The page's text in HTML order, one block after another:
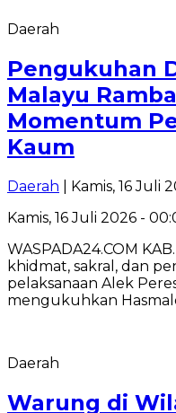
Daerah
Pengukuhan
Malayu
Momentum
Kaum
Daerah | Kamis, 16 Juli
Kamis, 16 Juli 2026 -
WASPADA24.COM
khidmat, sakral, dan
pelaksanaan Alek
mengukuhkan
Daerah
Warung di